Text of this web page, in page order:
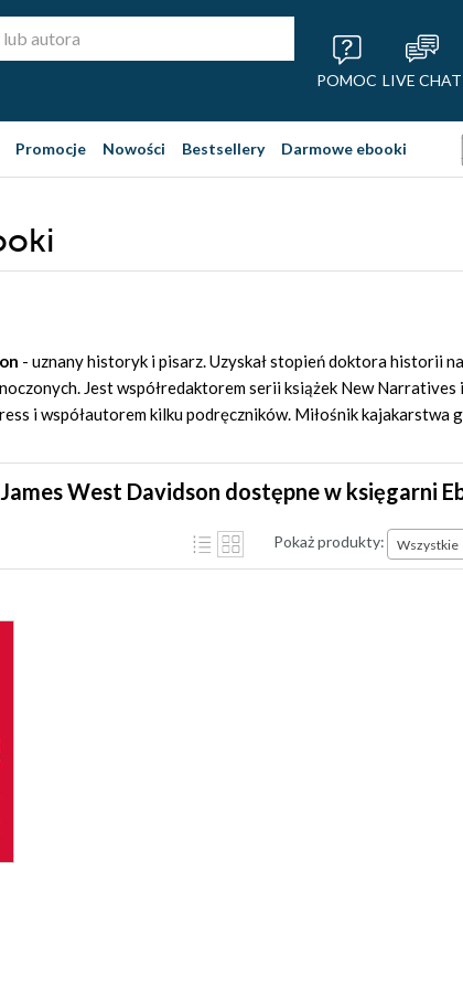
POMOC LIVE CHAT
Promocje Nowości Bestsellery Darmowe ebooki
- uznany historyk i pisarz. Uzyskał stopień doktora historii
Jest współredaktorem serii książek New
i współautorem kilku podręczników. Miłośnik kajakarstwa
West Davidson dostępne w księgarni
Pokaż produkty: Wszystkie